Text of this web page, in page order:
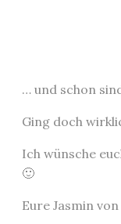
… und schon
Ging doch
Ich wünsche
🙂
Eure Jasmin von